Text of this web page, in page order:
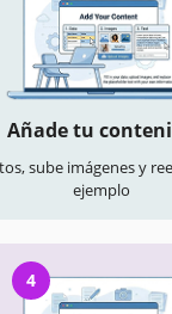
Añade tu
sube imágenes y
ejemplo
4